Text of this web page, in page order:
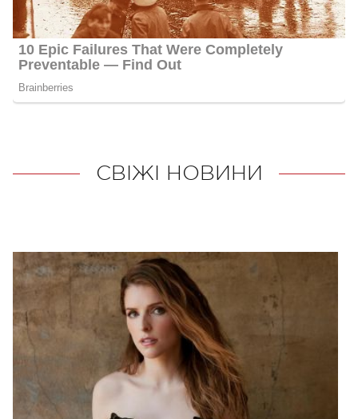
СВІЖІ НОВИНИ